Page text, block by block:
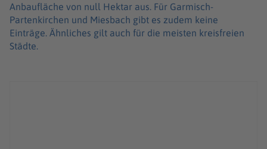
Anbaufläche von null Hektar aus. Für Garmisch-
Partenkirchen und Miesbach gibt es zudem keine
Einträge. Ähnliches gilt auch für die meisten kreisfreien
Städte.